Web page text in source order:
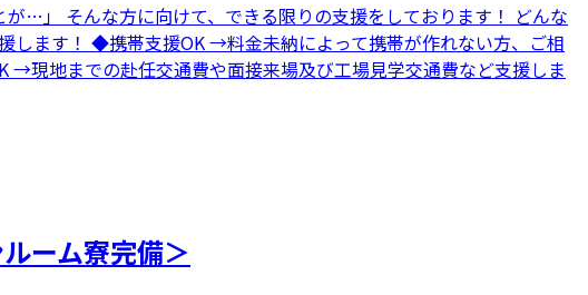
…」 そんな方に向けて、できる限りの支援をしております！ どんな
ます！ ◆携帯支援OK →料金未納によって携帯が作れない方、ご相
現地までの赴任交通費や面接来場及び工場見学交通費など支援しま
ーム寮完備＞